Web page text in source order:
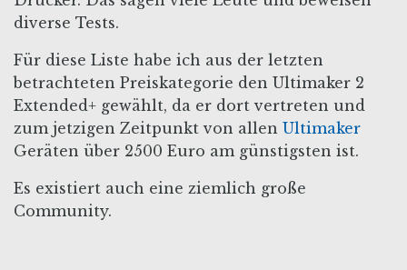
diverse Tests.
Für diese Liste habe ich aus der letzten
betrachteten Preiskategorie den Ultimaker 2
Extended+ gewählt, da er dort vertreten und
zum jetzigen Zeitpunkt von allen Ultimaker
Geräten über 2500 Euro am günstigsten ist.
Es existiert auch eine ziemlich große
Community.